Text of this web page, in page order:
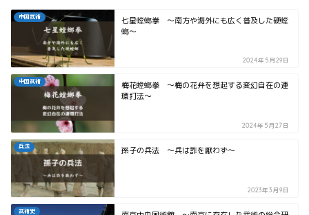
中国武術
七星螳螂拳 ～南方や海外にも広く普及した硬螳
螂～
2024年5月29日
中国武術
梅花螳螂拳 ～梅の花弁を想起する変幻自在の連
環打法～
2024年5月27日
兵法 孫子の兵法 ～兵は詐を厭わず～
2023年3月9日
武術史